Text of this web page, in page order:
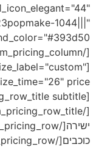
1044|||"